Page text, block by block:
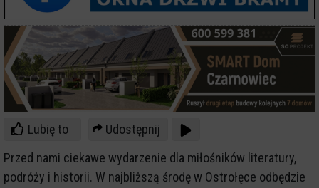
Lubię to
Udostępnij
Przed nami ciekawe wydarzenie dla miłośników literatury,
podróży i historii. W najbliższą środę w Ostrołęce odbędzie